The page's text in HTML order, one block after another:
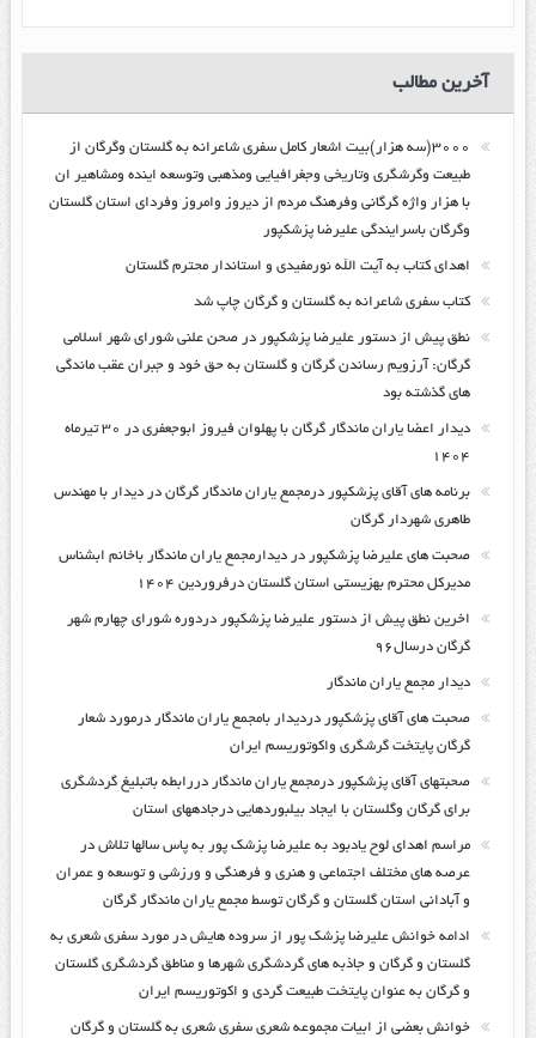
آخرین مطالب
۳۰۰۰(سه هزار)بیت اشعار کامل سفری شاعرانه به گلستان وگرگان از
طبیعت وگرشگری وتاریخی وجغرافیایی ومذهبی وتوسعه اینده ومشاهیر ان
با هزار واژه گرگانی وفرهنگ مردم از دیروز وامروز وفردای استان گلستان
وگرگان باسرایندگی علیرضا پزشکپور
اهدای کتاب به آیت الله نورمفیدی و استاندار محترم گلستان
کتاب سفری شاعرانه به گلستان و گرگان چاپ شد
نطق پیش از دستور علیرضا پزشکپور در صحن علنی شورای شهر اسلامی
گرگان: آرزویم رساندن گرگان و گلستان به حق خود و جبران عقب ماندگی
های گذشته بود
دیدار اعضا یاران ماندگار گرگان با پهلوان فیروز ابوجعفری در ۳۰ تیرماه
۱۴۰۴
برنامه های آقای پزشکپور درمجمع یاران ماندگار گرگان در دیدار با مهندس
طاهری شهردار گرگان
صحبت های علیرضا پزشکپور در دیدارمجمع یاران ماندگار باخانم ابشناس
مدیرکل محترم بهزیستی استان گلستان درفروردین ۱۴۰۴
اخرین نطق پیش از دستور علیرضا پزشکپور دردوره شورای چهارم شهر
گرگان درسال۹۶
دیدار مجمع یاران ماندگار
صحبت های آقای پزشکپور دردیدار بامجمع یاران ماندگار درمورد شعار
گرگان پایتخت گرشگری واکوتوریسم ایران
صحبتهای آقای پزشکپور درمجمع یاران ماندگار دررابطه باتبلیغ گردشگری
برای گرگان وگلستان با ایجاد بیلبوردهایی درجادههای استان
مراسم اهدای لوح یادبود به علیرضا پزشک پور به پاس سالها تلاش در
عرصه های مختلف اجتماعی و هنری و فرهنگی و ورزشی و توسعه و عمران
و آبادانی استان گلستان و گرگان توسط مجمع یاران ماندگار گرگان
ادامه خوانش علیرضا پزشک پور از سروده هایش در مورد سفری شعری به
گلستان و گرگان و جاذبه های گردشگری شهرها و مناطق گردشگری گلستان
و گرگان به عنوان پایتخت طبیعت گردی و اکوتوریسم ایران
خوانش بعضی از ابیات مجموعه شعری سفری شعری به گلستان و گرگان